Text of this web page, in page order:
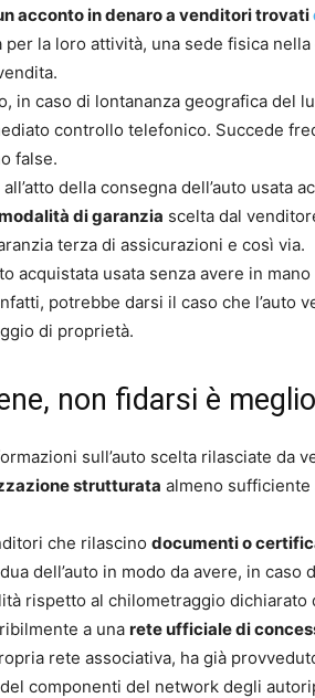
acconto in denaro a venditori trovati
la loro attività, una sede fisica
in caso di lontananza geografica del
controllo telefonico. Succede
false.
della consegna dell’auto usata
di garanzia scelta dal
terza di assicurazioni e così via.
acquistata usata senza avere in mano
potrebbe darsi il caso che l’auto
di proprietà.
non fidarsi è meglio
sull’auto scelta rilasciate da
strutturata almeno
che rilascino documenti o
dell’auto in modo da avere, in caso
rispetto al chilometraggio dichiarato
a una rete ufficiale di
rete associativa, ha già
componenti del network degli